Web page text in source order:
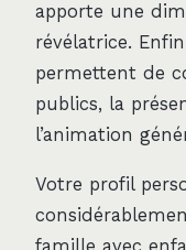
apporte une
révélatrice.
permettent de
publics, la
l’animation
Votre profil